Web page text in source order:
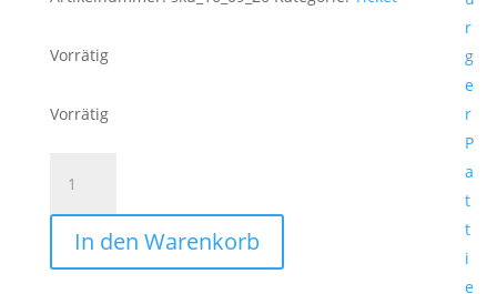
r
g
e
r
P
a
t
t
i
e
Vorrätig
Vorrätig
After
Work
Meat
Tasting
In den Warenkorb